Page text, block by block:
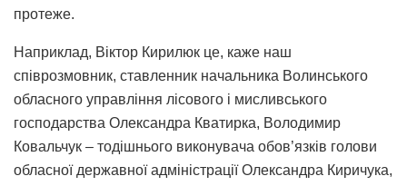
протеже.
Наприклад, Віктор Кирилюк це, каже наш
співрозмовник, ставленник начальника Волинського
обласного управління лісового і мисливського
господарства Олександра Кватирка, Володимир
Ковальчук – тодішнього виконувача обов’язків голови
обласної державної адміністрації Олександра Киричука,